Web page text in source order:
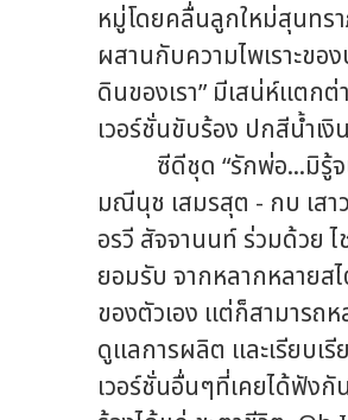
หมู่โดยคลื่นลูกใหม่สุนทร
ผสานกับความไพเราะข
ดินของเรา” มีเสน่ห์แตก
เวอร์ชั่นขับร้อง ปกสีน้ำเงิ
ซีดีชุด “รักพ่อ...มิรู้จบ
มณีนุช เสมรสุต - กบ เส
อรวี สัจจานนท์ ร่วมด้วย
ยอมรับ จากหลากหลาย
ของตัวเอง แต่ก็สามารถ
ดูแลการผลิต และเรียบเ
เวอร์ชั่นอื่นๆที่เคยได้ฟัง